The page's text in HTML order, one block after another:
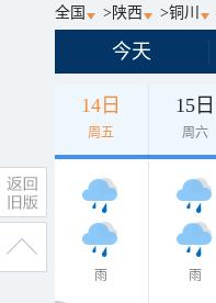
全国 > 陕西 >铜川
今天
14日
周五
15日
周六
雨 雨